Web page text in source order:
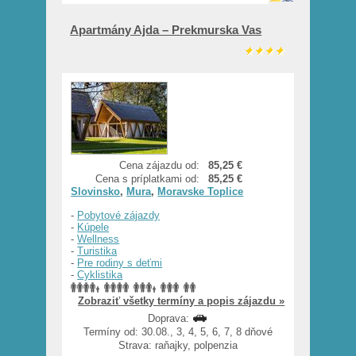
Apartmány Ajda – Prekmurska Vas
Cena zájazdu od:
85,25 €
Cena s príplatkami od:
85,25 €
Slovinsko, Mura, Moravske Toplice
- Pobytové zájazdy
- Kúpele
-Wellness
-Turistika
- Pre rodiny s deťmi
-Cyklistika
Zobraziť všetky termíny a popis zájazdu »
Doprava:
Termíny od: 30.08., 3, 4, 5, 6, 7, 8 dňové
Strava: raňajky, polpenzia